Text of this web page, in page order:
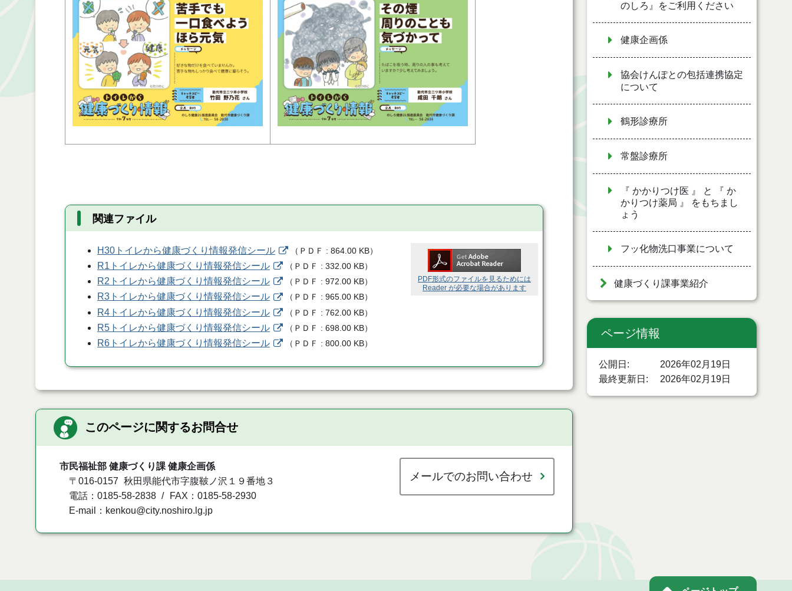
関連ファイル
PDF形式のファイルを見るためには
Reader が必要な場合があります
H30トイレから健康づくり情報発信シール （ ＰＤＦ 864.00 KB）
R1トイレから健康づくり情報発信シール （ ＰＤＦ 332.00 KB）
R2トイレから健康づくり情報発信シール （ ＰＤＦ 972.00 KB）
R3トイレから健康づくり情報発信シール （ ＰＤＦ 965.00 KB）
R4トイレから健康づくり情報発信シール （ ＰＤＦ 762.00 KB）
R5トイレから健康づくり情報発信シール （ ＰＤＦ 698.00 KB）
R6トイレから健康づくり情報発信シール （ ＰＤＦ 800.00 KB）
このページに関するお問合せ
市民福祉部 健康づくり課 健康企画係
〒016-0157
秋田県能代市字腹鞁ノ沢１９番地３
電話：0185-58-2838
FAX：0185-58-2930
E-mail：kenkou@city.noshiro.lg.jp
メールでのお問い合わせ
のしろ』をご利用ください
健康企画係
協会けんぽとの包括連携協定
について
鶴形診療所
常盤診療所
『 かかりつけ医 』 と 『 か
かりつけ薬局 』 をもちまし
ょう
フッ化物洗口事業について
健康づくり課事業紹介
ページ情報
公開日
2026年02月19日
最終更新日
2026年02月19日